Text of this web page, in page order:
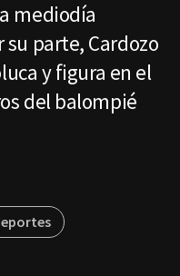
mediodía
su parte, Cardozo
y figura en el
del balompié